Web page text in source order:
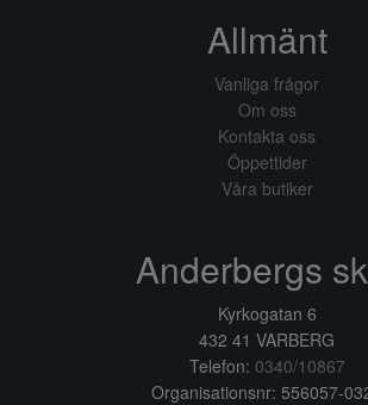
Allmänt
Vanliga frågor
Om oss
Kontakta oss
Öppettider
Våra butiker
Anderbergs
Kyrkogatan 6
432 41 VARBERG
Telefon: 0340/10867
Organisationsnr: 556057-